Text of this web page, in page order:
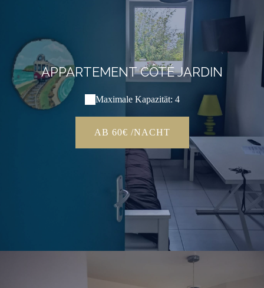
APPARTEMENT CÔTÉ JARDIN
Maximale Kapazität: 4
AB 60€ /NACHT